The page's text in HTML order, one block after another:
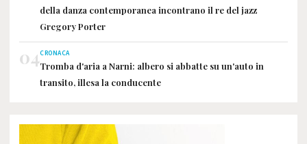
della danza contemporanea incontrano il re del jazz
Gregory Porter
04CRONACA
Tromba d'aria a Narni: albero si abbatte su un'auto in
transito, illesa la conducente